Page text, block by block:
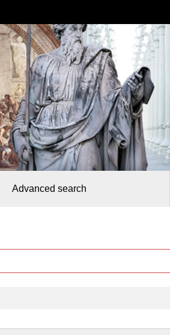
Advanced search